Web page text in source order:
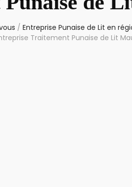
/ Entreprise Punaise de Lit en
Traitement Punaise de Lit